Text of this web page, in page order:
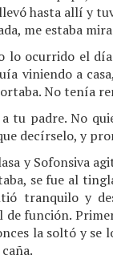
hasta allí y
me estaba
lo ocurrido el
viniendo a
No tenía
tu padre. No
decírselo, y
y Sofonsiva
se fue al
tranquilo y
de función.
la soltó y se